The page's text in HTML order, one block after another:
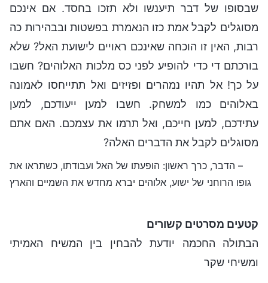
שבסופו של דבר תיענשו ולא תזכו בחסד. אם אינכם
מסוגלים לקבל אמת כזו הנאמרת בפשטות ובבהירות כה
רבות, האין זו הוכחה שאינכם ראויים לישועת האל? שלא
בורכתם די כדי להופיע לפני כס מלכות האלוהים? חשבו
על כך! אל תהיו נמהרים ופזיזים ואל תתייחסו לאמונה
באלוהים כמו למשחק. חשבו למען ייעודכם, למען
עתידכם, למען חייכם, ואל תרמו את עצמכם. האם אתם
מסוגלים לקבל את הדברים האלה?
– הדבר, כרך ראשון: הופעתו של האל ועבודתו, כשתראו את
גופו הרוחני של ישוע, אלוהים יברא מחדש את השמיים והארץ
קטעים מסרטים קשורים
הבתולה החכמה יודעת להבחין בין המשיח האמיתי
ומשיחי שקר